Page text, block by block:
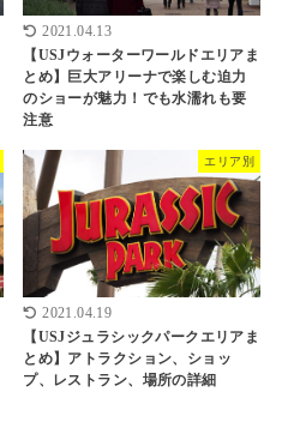
2021.04.13
【USJウォーターワールドエリアま
とめ】巨大アリーナで楽しむ迫力
のショーが魅力！でも水濡れも要
注意
エリア別
2021.04.19
【USJジュラシックパークエリアま
とめ】アトラクション、ショッ
プ、レストラン、場所の詳細